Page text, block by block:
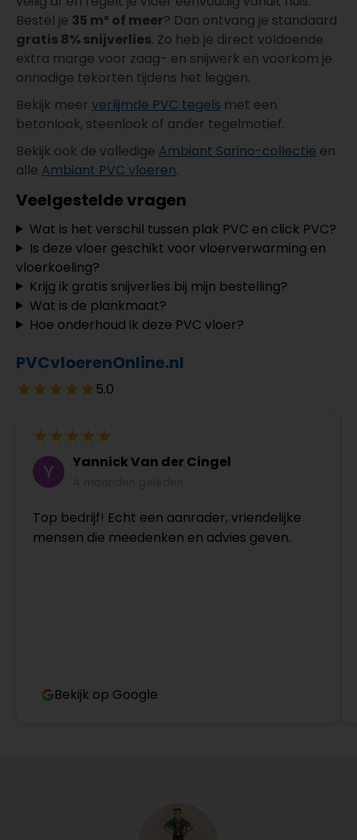
Bestel je 35 m² of meer? Dan ontvang je standaard
gratis 8% snijverlies. Zo heb je direct voldoende
extra marge voor zaag- en snijwerk en voorkom je
onnodige tekorten tijdens het leggen.
Bekijk meer verlijmde PVC tegels met een
betonlook, steenlook of ander tegelmotief.
Bekijk ook de volledige Ambiant Sarino-collectie en
alle Ambiant PVC vloeren.
Veelgestelde vragen
Wat is het verschil tussen plak PVC en click PVC?
Is deze vloer geschikt voor vloerverwarming en
vloerkoeling?
Krijg ik gratis snijverlies bij mijn bestelling?
Wat is de plankmaat?
Hoe onderhoud ik deze PVC vloer?
PVCvloerenOnline.nl
5.0
Yannick Van der Cingel
Top bedrijf! Echt een aanrader, vriendelijke
mensen die meedenken en advies geven.
Bekijk op Google